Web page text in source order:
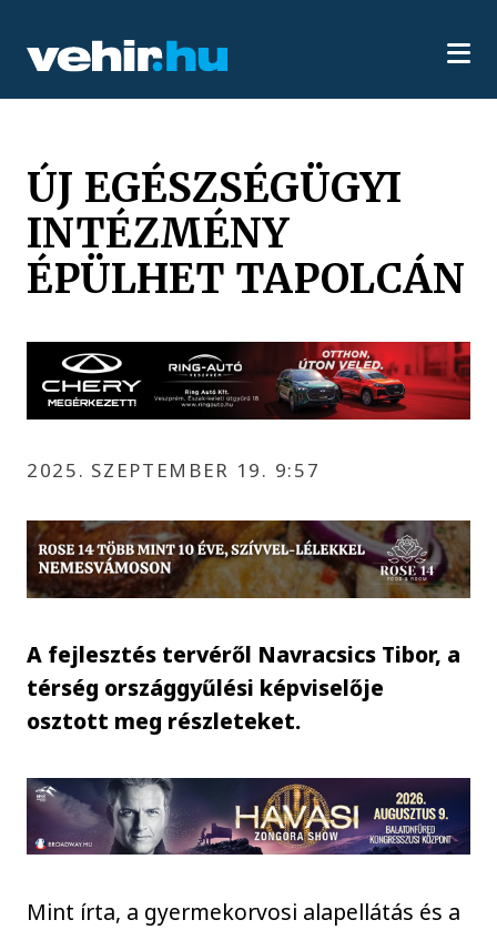
ÚJ EGÉSZSÉGÜGYI
INTÉZMÉNY
ÉPÜLHET TAPOLCÁN
2025. SZEPTEMBER 19. 9:57
A fejlesztés tervéről Navracsics Tibor, a
térség országgyűlési képviselője
osztott meg részleteket.
Mint írta, a gyermekorvosi alapellátás és a